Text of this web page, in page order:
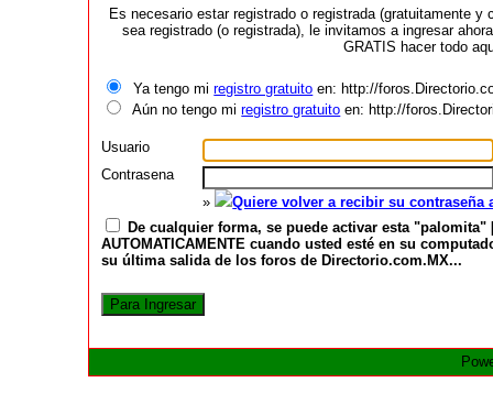
Es necesario estar registrado o registrada (gratuitamente
sea registrado (o registrada), le invitamos a ingresar
GRATIS hacer todo
Ya tengo miregistro gratuito en: http://
Aún no tengo miregistro gratuito en: http://
Usuario
Contrasena
»
Quiere volver a recibir su
De cualquier forma, se puede activar esta
AUTOMATICAMENTE cuando usted esté en su
su última salida de los foros de Directorio.com.MX...